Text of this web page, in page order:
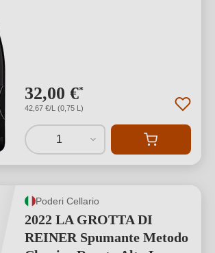
32,00 €*
42,67 €/L (0,75 L)
1
Poderi Cellario
2022 LA GROTTA DI
REINER Spumante Metodo